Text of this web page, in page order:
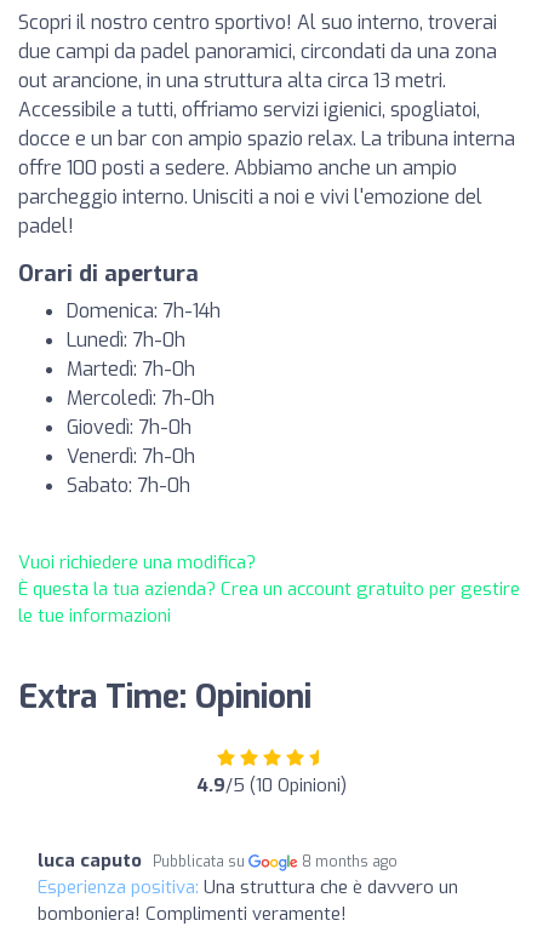
Scopri il nostro centro sportivo! Al suo interno, troverai
due campi da padel panoramici, circondati da una zona
out arancione, in una struttura alta circa 13 metri.
Accessibile a tutti, offriamo servizi igienici, spogliatoi,
docce e un bar con ampio spazio relax. La tribuna interna
offre 100 posti a sedere. Abbiamo anche un ampio
parcheggio interno. Unisciti a noi e vivi l'emozione del
padel!
Orari di apertura
Domenica: 7h-14h
Lunedì: 7h-0h
Martedì: 7h-0h
Mercoledì: 7h-0h
Giovedì: 7h-0h
Venerdì: 7h-0h
Sabato: 7h-0h
Vuoi richiedere una modifica?
È questa la tua azienda? Crea un account gratuito per gestire
le tue informazioni
Extra Time: Opinioni
4.9/5 (10 Opinioni)
luca caputo Pubblicata su 8 months ago
Esperienza positiva: Una struttura che è davvero un
bomboniera! Complimenti veramente!